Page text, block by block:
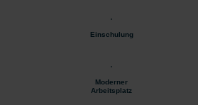
Einschulung
Moderner
Arbeitsplatz